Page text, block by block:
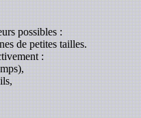
possibles :
de petites tailles.
: